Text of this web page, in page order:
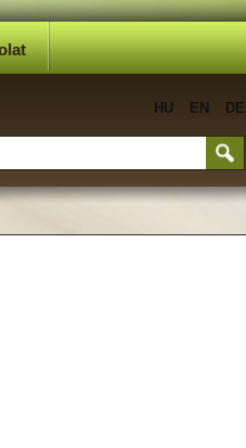
HU EN DE